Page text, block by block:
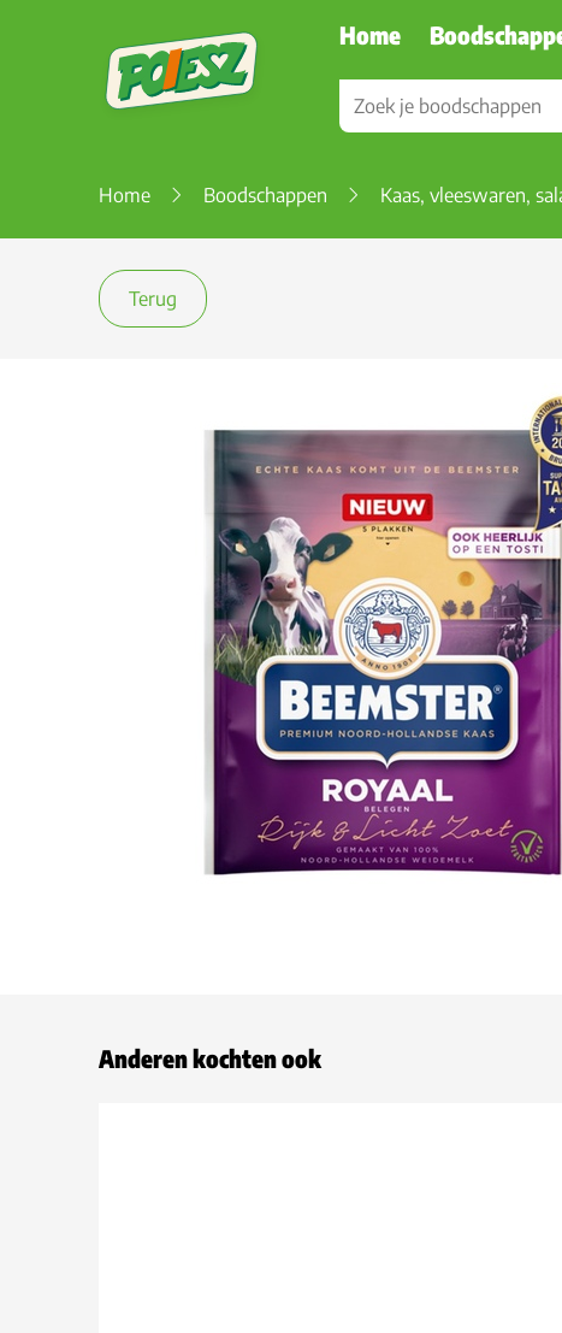
Home
Home Boodschappen Kaas, vleeswaren,
Terug
Anderen kochten ook